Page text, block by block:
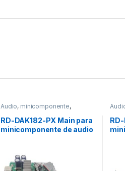
Audio, minicomponente,
RD-DAK182-PX Main para
minicomponente de audio